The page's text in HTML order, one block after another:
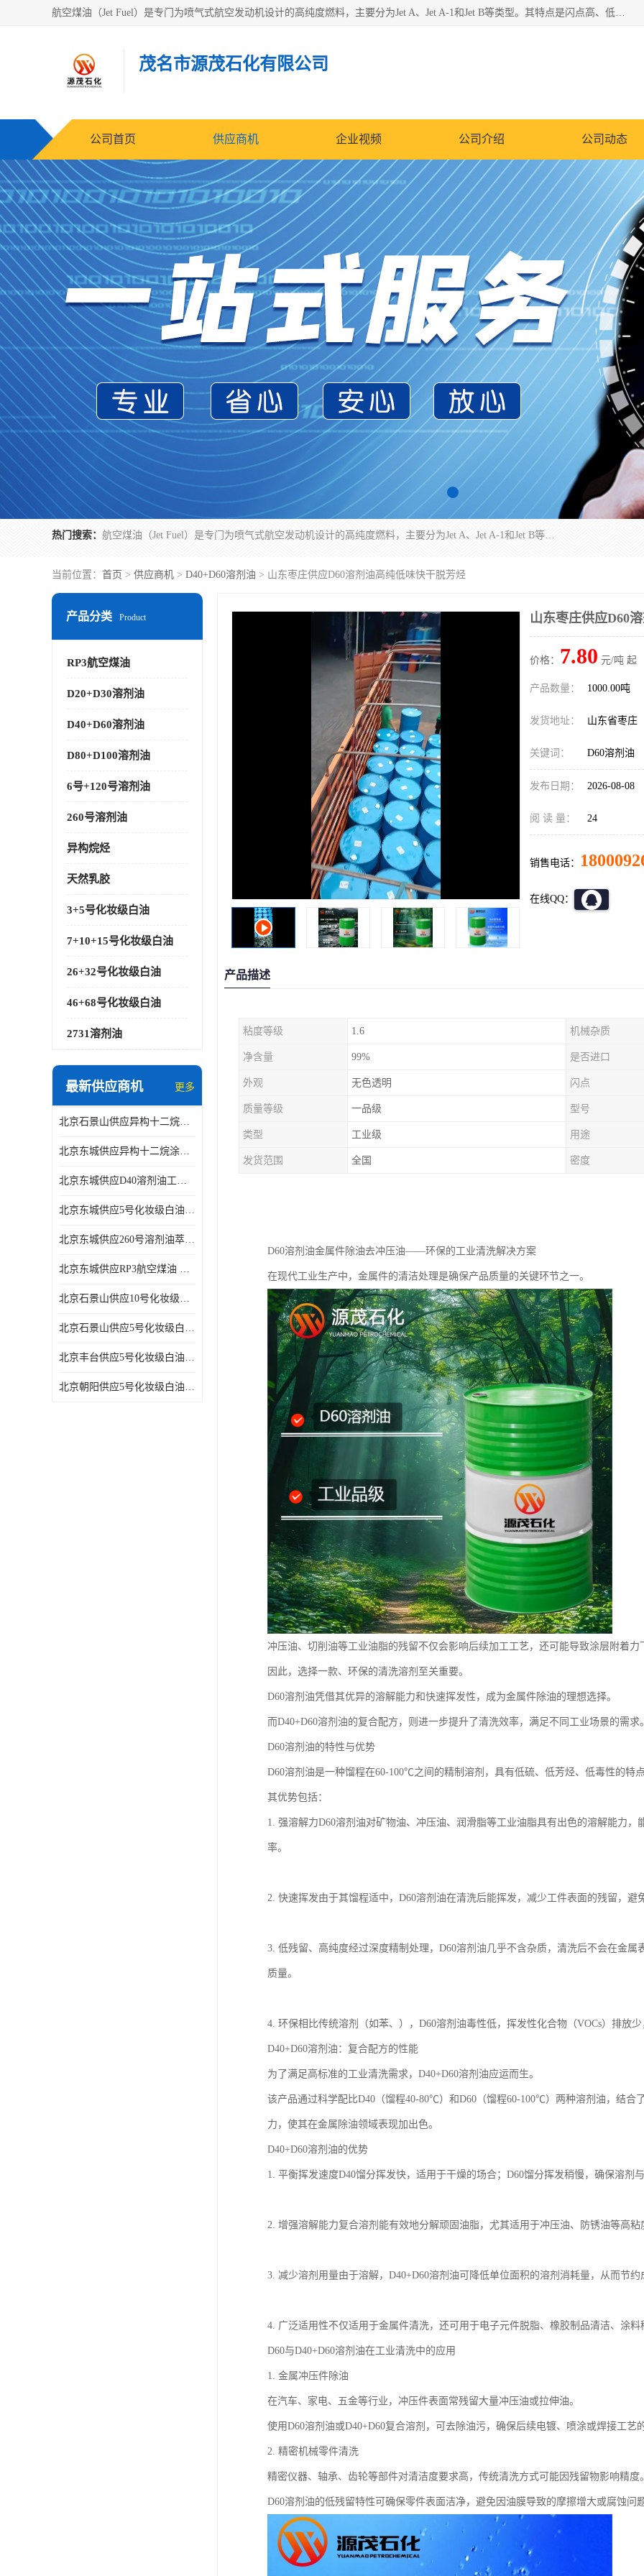
航空煤油（Jet Fuel）是专门为喷气式航空发动机设计的高纯度燃料，主要分为Jet A、Jet A-1和Jet B等类型。其特点是闪点高、低温流动性好，并添加了抗静电剂和抗氧化剂以确保飞行安全。航空煤油需
茂名市源茂石化有限公司
公司首页 供应商机 企业视频 公司介绍 公司动态
热门搜索： 航空煤油（Jet Fuel）是专门为喷气式航空发动机设计的高纯度燃料，主要分为Jet A、Jet A-1和Jet B等类型。其特点是闪点高、低温流动性好，并添加了抗静电剂和抗氧化剂以确保飞行安全。航空煤油需
当前位置： 首页 > 供应商机 > D40+D60溶剂油 > 山东枣庄供应D60溶剂油高纯低味快干脱芳烃
产品分类 Product
RP3航空煤油
D20+D30溶剂油
D40+D60溶剂油
D80+D100溶剂油
6号+120号溶剂油
260号溶剂油
异构烷烃
天然乳胶
3+5号化妆级白油
7+10+15号化妆级白油
26+32号化妆级白油
46+68号化妆级白油
2731溶剂油
最新供应商机 更多
北京石景山供应异构十二烷香精助剂
北京东城供应异构十二烷涂料胶粘油墨稀释剂
北京东城供应D40溶剂油工业金属清洗
北京东城供应5号化妆级白油钻井液润滑剂
北京东城供应260号溶剂油萃取溶剂油金属萃取剂
北京东城供应RP3航空煤油 高含量国标工业级航空煤油燃料油 无色透明
北京石景山供应10号化妆级白油高精密机械润滑油
北京石景山供应5号化妆级白油缝纫机油 设备润滑油
北京丰台供应5号化妆级白油纤维与织物柔软光亮
北京朝阳供应5号化妆级白油纺织时的润滑剂
山东枣庄供应D60
价格： 7.80 元/吨 起
产品数量： 1000.00吨
发货地址： 山东省枣庄
关键词： D60溶剂油
发布日期： 2026-08-08
阅 读 量： 24
销售电话：
在线QQ：
产品描述
粘度等级 1.6 机械杂质
净含量 99% 是否进口
外观 无色透明 闪点
质量等级 一品级 型号
类型 工业级 用途
发货范围 全国 密度
D60溶剂油金属件除油去冲压油——环保的工业清洗解决方案
在现代工业生产中，金属件的清洁处理是确保产品质量的关键环节之一。
冲压油、切削油等工业油脂的残留不仅会影响后续加工工艺，还可能导致涂层附着力
因此，选择一款、环保的清洗溶剂至关重要。
D60溶剂油凭借其优异的溶解能力和快速挥发性，成为金属件除油的理想选择。
而D40+D60溶剂油的复合配方，则进一步提升了清洗效率，满足不同工业场景的需求
D60溶剂油的特性与优势
D60溶剂油是一种馏程在60-100℃之间的精制溶剂，具有低硫、低芳烃、低毒性的特
其优势包括：
1. 强溶解力D60溶剂油对矿物油、冲压油、润滑脂等工业油脂具有出色的溶解能力
率。
2. 快速挥发由于其馏程适中，D60溶剂油在清洗后能挥发，减少工件表面的残留，避
3. 低残留、高纯度经过深度精制处理，D60溶剂油几乎不含杂质，清洗后不会在金
质量。
4. 环保相比传统溶剂（如苯、），D60溶剂油毒性低，挥发性化合物（VOCs）排放
D40+D60溶剂油：复合配方的性能
为了满足高标准的工业清洗需求，D40+D60溶剂油应运而生。
该产品通过科学配比D40（馏程40-80℃）和D60（馏程60-100℃）两种溶剂油，结合
力，使其在金属除油领域表现加出色。
D40+D60溶剂油的优势
1. 平衡挥发速度D40馏分挥发快，适用于干燥的场合；D60馏分挥发稍慢，确保溶剂
2. 增强溶解能力复合溶剂能有效地分解顽固油脂，尤其适用于冲压油、防锈油等高粘
3. 减少溶剂用量由于溶解，D40+D60溶剂油可降低单位面积的溶剂消耗量，从而节约
4. 广泛适用性不仅适用于金属件清洗，还可用于电子元件脱脂、橡胶制品清洁、涂料
D60与D40+D60溶剂油在工业清洗中的应用
1. 金属冲压件除油
在汽车、家电、五金等行业，冲压件表面常残留大量冲压油或拉伸油。
使用D60溶剂油或D40+D60复合溶剂，可去除油污，确保后续电镀、喷涂或焊接工艺
2. 精密机械零件清洗
精密仪器、轴承、齿轮等部件对清洁度要求高，传统清洗方式可能因残留物影响精度
D60溶剂油的低残留特性可确保零件表面洁净，避免因油膜导致的摩擦增大或腐蚀问